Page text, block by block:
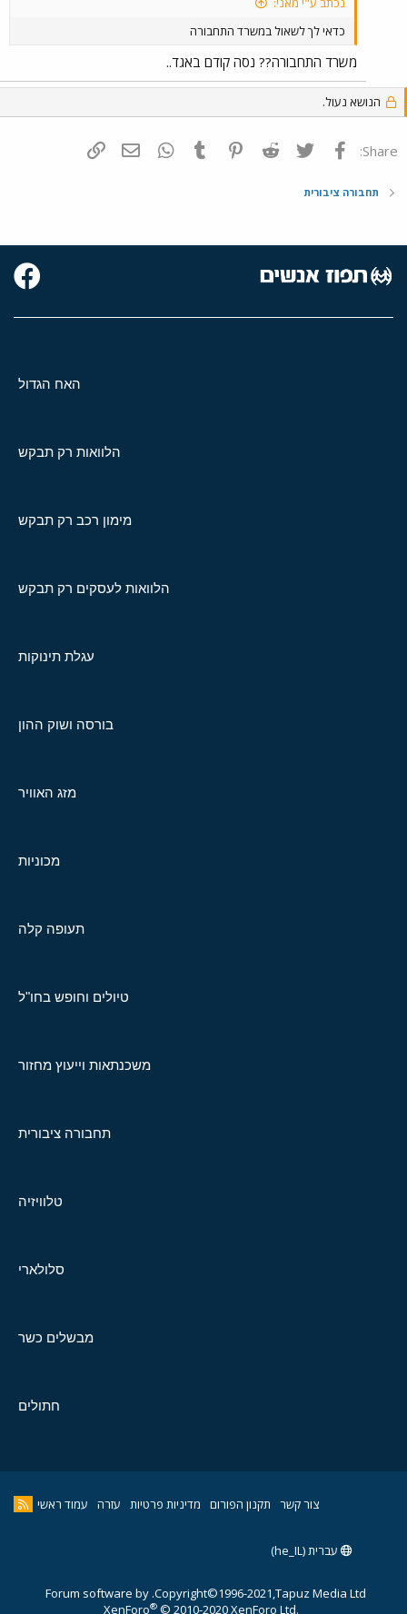
כדאי לך לשאול במשרד התחבורה
משרד התחבורה?? נסה קודם באגד..
הנושא נעול.
Share: פייסבוק Twitter
Reddit
Pinterest
Tumblr
WhatsAppדואר אלקטרוני
תחבורה ציבורית
האח הגדול
הלוואות רק תבקש
מימון רכב רק תבקש
הלוואות לעסקים רק תבקש
עגלת תינוקות
בורסה ושוק ההון
מזג האוויר
מכוניות
תעופה קלה
טיולים וחופש בחו"ל
משכנתאות וייעוץ מחזור
תחבורה ציבורית
טלוויזיה
סלולארי
מבשלים כשר
חתולים
צור קשר תקנון הפורום מדיניות פרטיות עזרה עמוד ראשי
עברית (he_IL)
Copyright©1996-2021,Tapuz Media Ltd.
Forum software by
XenForo® © 2010-2020 XenForo Ltd.